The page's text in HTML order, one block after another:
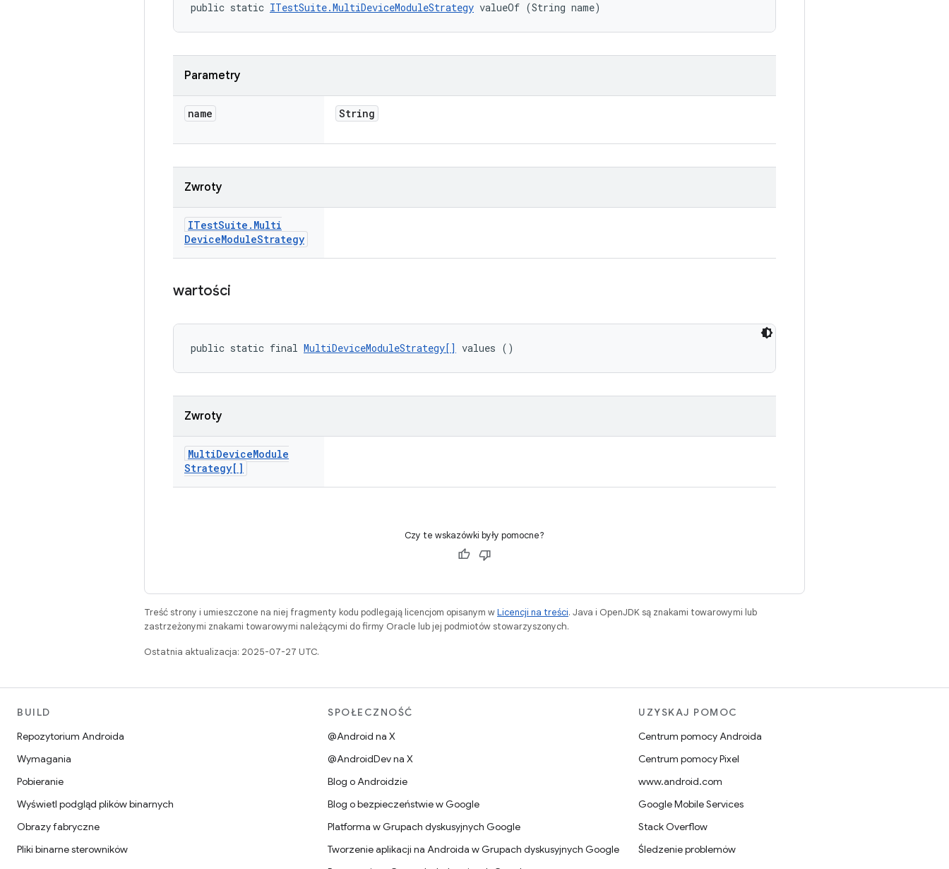
public static ITestSuite.MultiDeviceModuleStrategy valueOf (String name)
Parametry
name String
Zwroty
ITestSuite . Multi
DeviceModuleStrategy
wartości
public static final MultiDeviceModuleStrategy[] values ()
Zwroty
MultiDeviceModule
Strategy[]
Czy te wskazówki były pomocne?
Treść strony i umieszczone na niej fragmenty kodu podlegają licencjom opisanym wLicencji na treści. Java i OpenJDK są znakami towarowymi lub
zastrzeżonymi znakami towarowymi należącymi do firmy Oracle lub jej podmiotów stowarzyszonych.
Ostatnia aktualizacja: 2025-07-27 UTC.
BUILD
Repozytorium Androida
Wymagania
Pobieranie
Wyświetl podgląd plików binarnych
Obrazy fabryczne
Pliki binarne sterowników
SPOŁECZNOŚĆ
@Android na X
@AndroidDev na X
Blog o Androidzie
Blog o bezpieczeństwie w Google
Platforma w Grupach dyskusyjnych Google
Tworzenie aplikacji na Androida w Grupach dyskusyjnych Google
UZYSKAJ POMOC
Centrum pomocy Androida
Centrum pomocy Pixel
www.android.com
Google Mobile Services
Stack Overflow
Śledzenie problemów